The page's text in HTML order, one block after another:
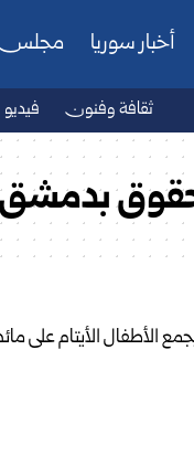
أخبار سوريا
ثقافة وفنون فيديو
بدمشق